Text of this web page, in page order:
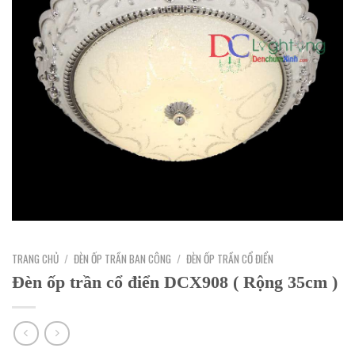
TRANG CHỦ / ĐÈN ỐP TRẦN BAN CÔNG / ĐÈN ỐP TRẦN CỔ ĐIỂN
Đèn ốp trần cổ điển DCX908 ( Rộng 35cm )